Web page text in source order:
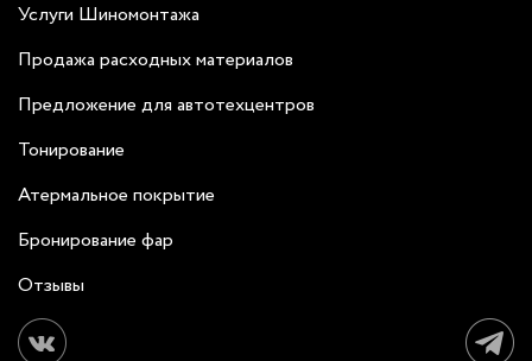
Услуги Шиномонтажа
Продажа расходных материалов
Предложение для автотехцентров
Тонирование
Атермальное покрытие
Бронирование фар
Отзывы